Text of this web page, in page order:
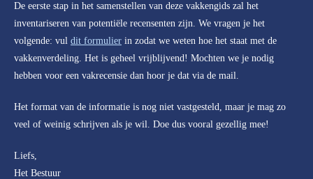
De eerste stap in het samenstellen van deze vakkengids zal het
inventariseren van potentiële recensenten zijn. We vragen je het
volgende: vul dit formulier in zodat we weten hoe het staat met de
vakkenverdeling. Het is geheel vrijblijvend! Mochten we je nodig
hebben voor een vakrecensie dan hoor je dat via de mail.
Het format van de informatie is nog niet vastgesteld, maar je mag zo
veel of weinig schrijven als je wil. Doe dus vooral gezellig mee!
Liefs,
Het Bestuur